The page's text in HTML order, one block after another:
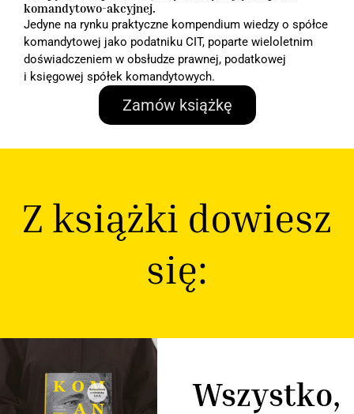
komandytowo-akcyjnej.
Jedyne na rynku praktyczne kompendium wiedzy o spółce
komandytowej jako podatniku CIT, poparte wieloletnim
doświadczeniem w obsłudze prawnej, podatkowej
i księgowej spółek komandytowych.
Zamów książkę
Z książki dowiesz
się:
Wszystko,